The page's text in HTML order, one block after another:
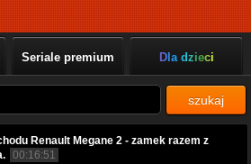
Seriale premium Dla dzieci
szukaj
Renault Megane 2 - zamek razem z
00:16:51